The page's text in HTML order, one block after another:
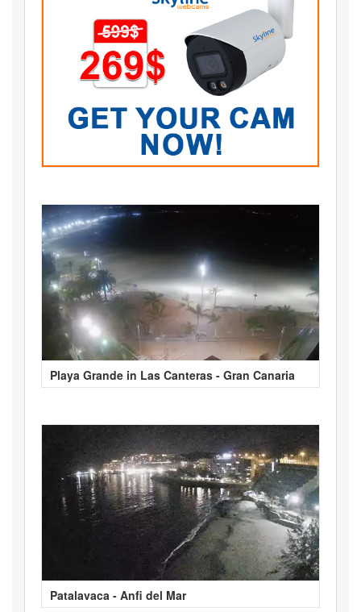
Playa Grande in Las Canteras - Gran Canaria
Patalavaca - Anfi del Mar